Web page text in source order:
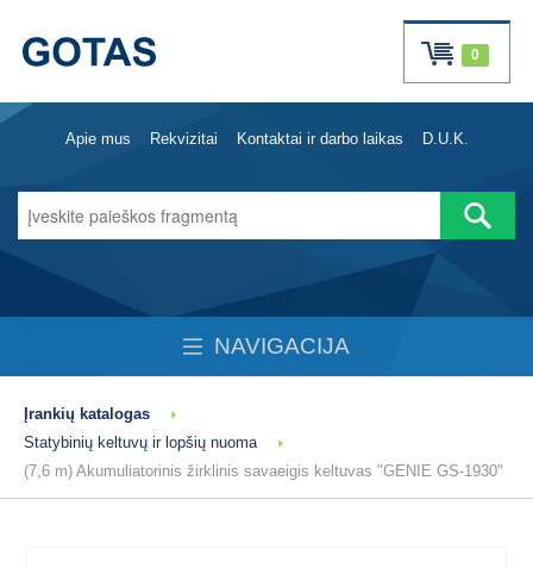
0
Apie mus Rekvizitai Kontaktai ir darbo laikas D.U.K.
NAVIGACIJA
Įrankių katalogas
Statybinių keltuvų ir lopšių nuoma
(7,6 m) Akumuliatorinis žirklinis savaeigis keltuvas "GENIE GS-1930"